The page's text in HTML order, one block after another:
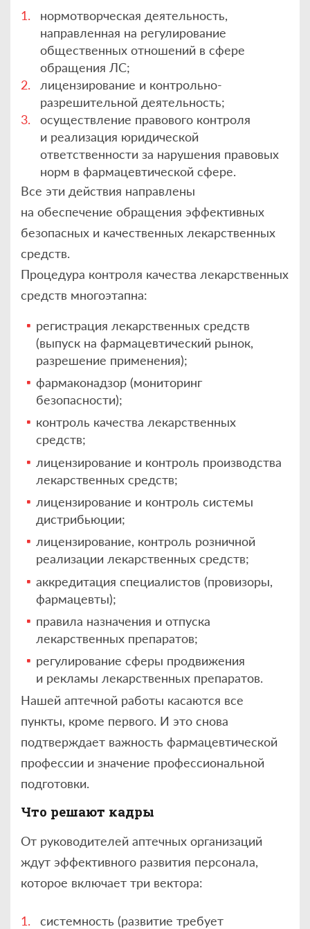
нормотворческая деятельность,
направленная на регулирование
общественных отношений в сфере
обращения ЛС;
лицензирование и контрольно-
разрешительной деятельность;
осуществление правового контроля
и реализация юридической
ответственности за нарушения правовых
норм в фармацевтической сфере.
Все эти действия направлены
на обеспечение обращения эффективных
безопасных и качественных лекарственных
средств.
Процедура контроля качества лекарственных
средств многоэтапна:
регистрация лекарственных средств
(выпуск на фармацевтический рынок,
разрешение применения);
фармаконадзор (мониторинг
безопасности);
контроль качества лекарственных
средств;
лицензирование и контроль производства
лекарственных средств;
лицензирование и контроль системы
дистрибьюции;
лицензирование, контроль розничной
реализации лекарственных средств;
аккредитация специалистов (провизоры,
фармацевты);
правила назначения и отпуска
лекарственных препаратов;
регулирование сферы продвижения
и рекламы лекарственных препаратов.
Нашей аптечной работы касаются все
пункты, кроме первого. И это снова
подтверждает важность фармацевтической
профессии и значение профессиональной
подготовки.
Что решают кадры
От руководителей аптечных организаций
ждут эффективного развития персонала,
которое включает три вектора:
системность (развитие требует